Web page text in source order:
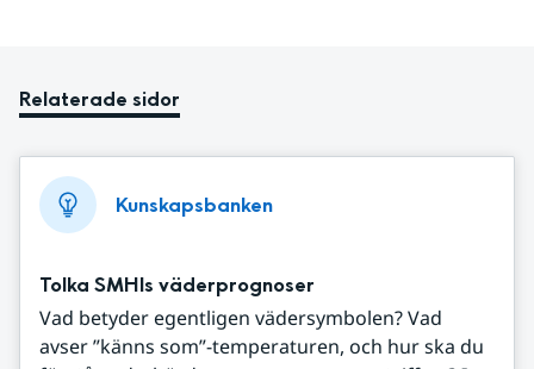
Relaterade sidor
Kunskapsbanken
Tolka SMHIs väderprognoser
Vad betyder egentligen vädersymbolen? Vad
avser ”känns som”-temperaturen, och hur ska du